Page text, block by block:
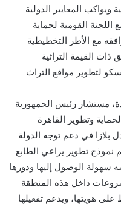
المعايير الدولية
اللجنة القومية لحماية
مع الأطر التخطيطية
ذات القيمة التراثية
لتطوير مواقع التراث
مستشار رئيس الجمهورية
وتطوير القاهرة
بلازا في دعم توجه الدولة
نموذج تطوير يراعي الطابع
سهولة الوصول إليها ودورها
داخل هذه المنطقة
هويتها، ويدعم تفعيلها